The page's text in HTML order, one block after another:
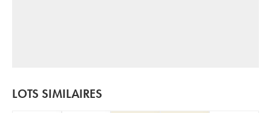
LOTS SIMILAIRES